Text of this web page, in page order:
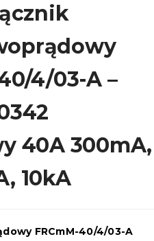
4/03-A –
40A 300mA,
10kA
FRCmM-40/4/03-A